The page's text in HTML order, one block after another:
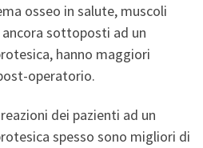
osseo in salute, muscoli
sottoposti ad un
hanno maggiori
operatorio.
dei pazienti ad un
spesso sono migliori di